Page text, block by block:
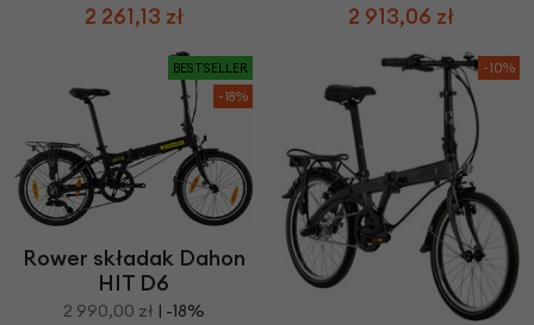
2 261,13 zł 2 913,06 zł
BESTSELLER
-18%
Rower składak Dahon
HIT D6
2 990,00 zł | -18%
-10%